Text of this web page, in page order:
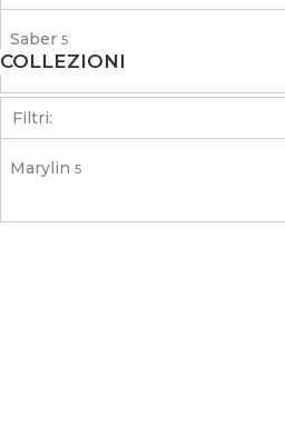
Saber 5
COLLEZIONI
Filtri:
Marylin 5